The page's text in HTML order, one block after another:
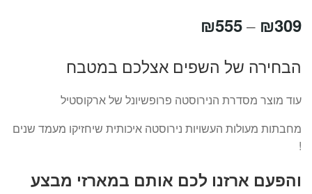
₪309
–
₪555
עד
הבחירה של השפים אצלכם במטבח
עוד מוצר מסדרת הנירוסטה פרופשיונל של ארקוסטיל
מחבתות מעולות העשויות נירוסטה איכותית שיחזיקו מעמד שנים
!
והפעם ארזנו לכם אותם במארזי מבצע